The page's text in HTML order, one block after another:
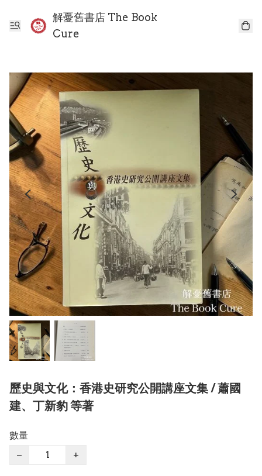
解憂舊書店 The Book
Cure
歷史與文化：香港史研究公開講座文集 / 蕭國
建、丁新豹 等著
數量
−
+